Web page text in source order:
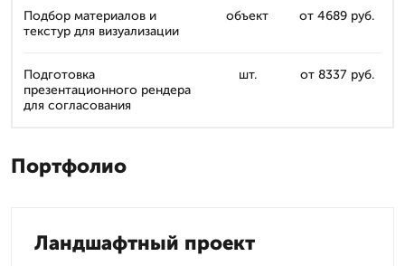
Подбор материалов и
текстур для визуализации
объект от 4689 руб.
Подготовка
презентационного рендера
для согласования
шт. от 8337 руб.
Портфолио
Ландшафтный проект